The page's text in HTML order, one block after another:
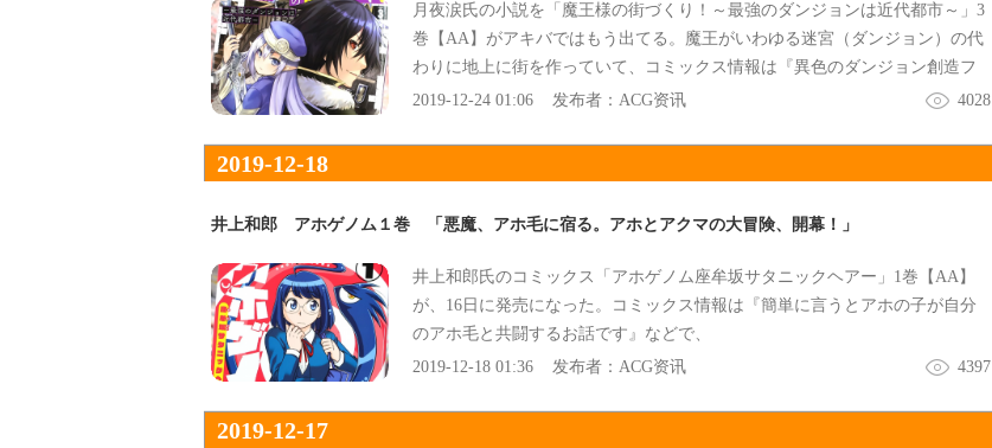
月夜涙氏の小説を「魔王様の街づくり！～最強のダンジョンは近代都市～」3
巻【AA】がアキバではもう出てる。魔王がいわゆる迷宮（ダンジョン）の代
わりに地上に街を作っていて、コミックス情報は『異色のダンジョン創造フ
ァンタジー第三幕』になってる。
2019-12-24 01:06 发布者： ACG资讯 4028
2019-12-18
井上和郎 アホゲノム１巻 「悪魔、アホ毛に宿る。アホとアクマの大冒険、開幕！」
井上和郎氏のコミックス「アホゲノム座牟坂サタニックヘアー」1巻【AA】
が、16日に発売になった。コミックス情報は『簡単に言うとアホの子が自分
のアホ毛と共闘するお話です』などで、
2019-12-18 01:36 发布者： ACG资讯 4397
2019-12-17